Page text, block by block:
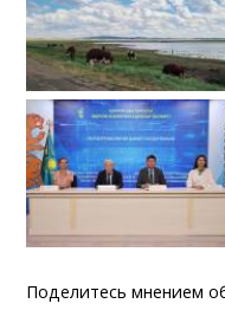
Поделитесь мнением